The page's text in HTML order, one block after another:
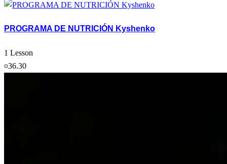
PROGRAMA DE NUTRICIÓN Kyshenko
1 Lesson
¤36.30